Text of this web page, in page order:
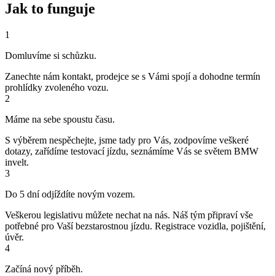
Jak to funguje
1
Domluvíme si schůzku.
Zanechte nám kontakt, prodejce se s Vámi spojí a dohodne termín
prohlídky zvoleného vozu.
2
Máme na sebe spoustu času.
S výběrem nespěchejte, jsme tady pro Vás, zodpovíme veškeré
dotazy, zařídíme testovací jízdu, seznámíme Vás se světem BMW
invelt.
3
Do 5 dní odjíždíte novým vozem.
Veškerou legislativu můžete nechat na nás. Náš tým připraví vše
potřebné pro Vaší bezstarostnou jízdu. Registrace vozidla, pojištění,
úvěr.
4
Začíná nový příběh.